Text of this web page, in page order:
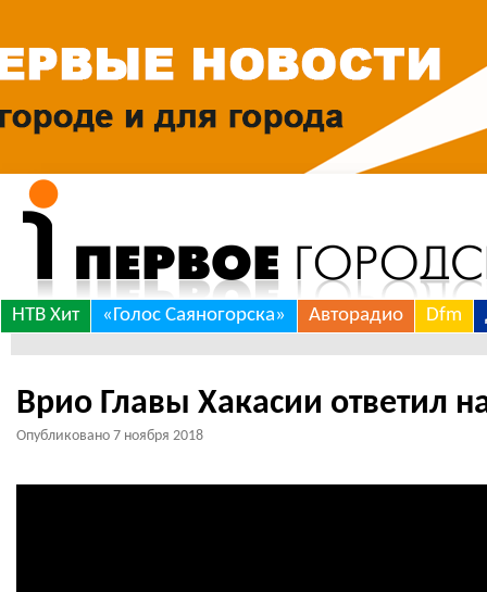
Skip
НТВ Хит «Голос Саяногорска» Авторадио Dfm
Врио Главы Хакасии ответил
Опубликовано 7 ноября 2018